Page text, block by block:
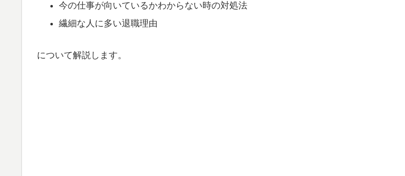
今の仕事が向いているかわからない時の対処法
繊細な人に多い退職理由
について解説します。